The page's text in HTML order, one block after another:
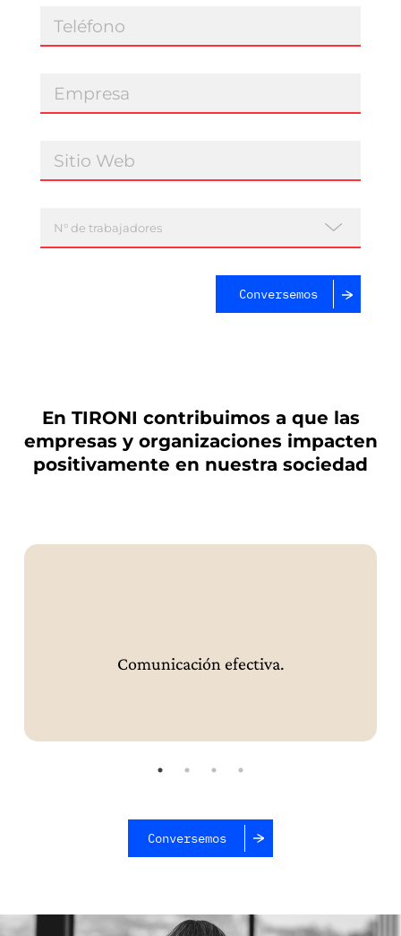
Conversemos
En TIRONI contribuimos a que las
empresas y organizaciones impacten
positivamente en nuestra sociedad
Comunicación efectiva.
Conversemos